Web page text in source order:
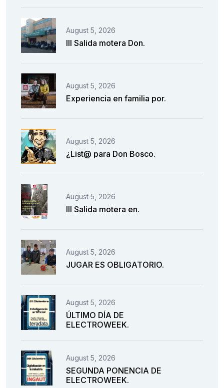
August 5, 2026
III Salida motera Don.
August 5, 2026
Experiencia en familia por.
August 5, 2026
¿List@ para Don Bosco.
August 5, 2026
III Salida motera en.
August 5, 2026
JUGAR ES OBLIGATORIO.
August 5, 2026
ÚLTIMO DÍA DE
ELECTROWEEK.
August 5, 2026
SEGUNDA PONENCIA DE
ELECTROWEEK.